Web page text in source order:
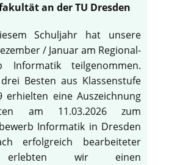
an der TU Dresden
Schuljahr hat unsere
/ Januar am Regional-
Informatik teilgenommen.
Besten aus Klassenstufe
erhielten eine Auszeichnung
am 11.03.2026 zum
Informatik in Dresden
erfolgreich bearbeiteter
erlebten wir einen